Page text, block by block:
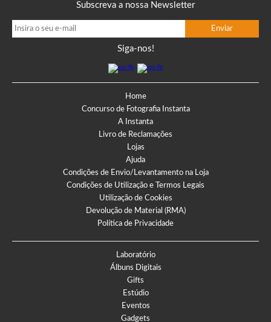
Subscreva a nossa Newsletter
Siga-nos!
Home
Concurso de Fotografia Instanta
A Instanta
Livro de Reclamações
Lojas
Ajuda
Condições de Envio/Levantamento na Loja
Condições de Utilização e Termos Legais
Utilização de Cookies
Devolução de Material (RMA)
Política de Privacidade
Laboratório
Álbuns Digitais
Gifts
Estúdio
Eventos
Gadgets